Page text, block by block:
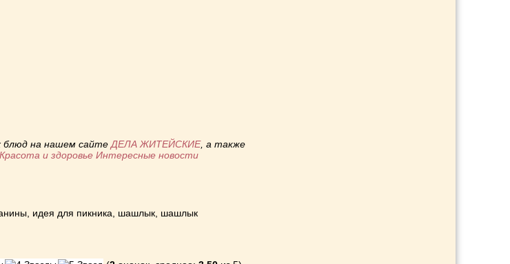
блюд на нашем сайтеДЕЛА ЖИТЕЙСКИЕ, а также
Красота и здоровье Интересные новости
идея для пикника шашлык шашлык